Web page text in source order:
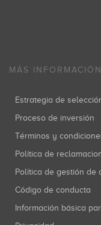
MÁS INFORMACIÓN
Estrategia de
Proceso de inversión
Términos y
Política de
Política de gestión
Código de conducta
Información básica